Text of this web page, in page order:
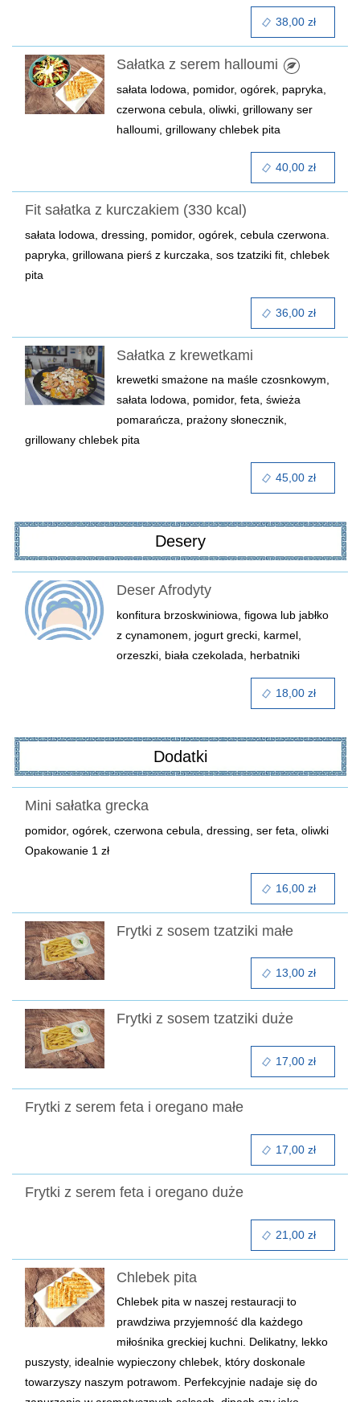
Sałatka z serem halloumi
sałata lodowa, pomidor, ogórek, papryka,
czerwona cebula, oliwki, grillowany ser
halloumi, grillowany chlebek pita
Fit sałatka z kurczakiem (330 kcal)
sałata lodowa, dressing, pomidor, ogórek, cebula czerwona.
papryka, grillowana pierś z kurczaka, sos tzatziki fit, chlebek
pita
Sałatka z krewetkami
krewetki smażone na maśle czosnkowym,
sałata lodowa, pomidor, feta, świeża
pomarańcza, prażony słonecznik,
grillowany chlebek pita
Desery
Deser Afrodyty
konfitura brzoskwiniowa, figowa lub jabłko
z cynamonem, jogurt grecki, karmel,
orzeszki, biała czekolada, herbatniki
Dodatki
Mini sałatka grecka
pomidor, ogórek, czerwona cebula, dressing, ser feta, oliwki
Opakowanie 1 zł
Frytki z sosem tzatziki małe
Frytki z sosem tzatziki duże
Frytki z serem feta i oregano małe
Frytki z serem feta i oregano duże
Chlebek pita
Chlebek pita w naszej restauracji to
prawdziwa przyjemność dla każdego
miłośnika greckiej kuchni. Delikatny, lekko
puszysty, idealnie wypieczony chlebek, który doskonale
towarzyszy naszym potrawom. Perfekcyjnie nadaje się do